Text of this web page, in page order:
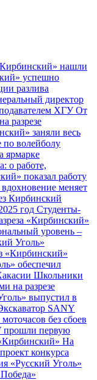
нашли
успешно
разлива
директор
ХГУОт
разрезе
заняли весь
по волейболу
ярмарке
о работе,
показал работу
меняет
Кирбинский
год Студенты-
«Кирбинский»
уровень –
Уголь»
«Кирбинский»
обеспечил
Школьники
на разрезе
выпустил в
SANY
без сбоев
первую
На
конкурса
«Русский Уголь»